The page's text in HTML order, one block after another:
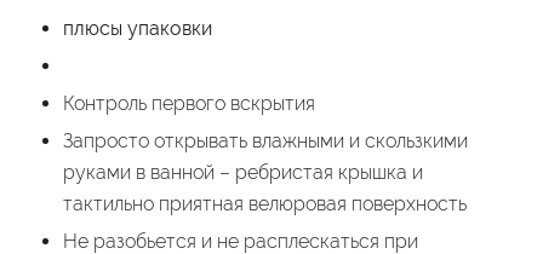
плюсы упаковки
Контроль первого вскрытия
Запросто открывать влажными и скользкими
руками в ванной – ребристая крышка и
тактильно приятная велюровая поверхность
Не разобьется и не расплескаться при